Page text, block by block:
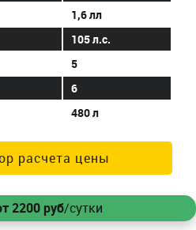
1,6 лл
105 л.с.
5
6
480 л
расчета цены
2200руб/сутки